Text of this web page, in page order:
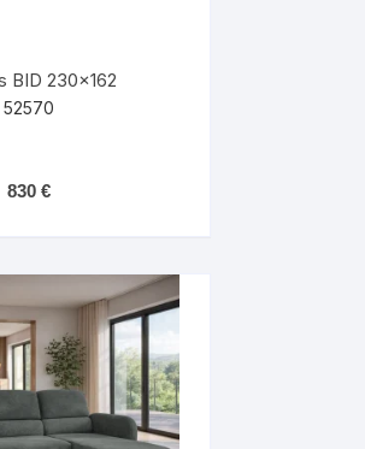
BID 230×162
52570
830 €